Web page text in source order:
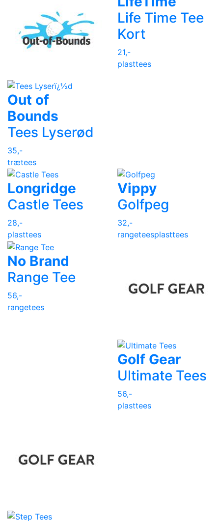
Out of
Bounds
Tees Lyserød
35,-
trætees
Life Time Tee
Kort
21,-
plasttees
Longridge
Castle Tees
28,-
plasttees
Vippy
Golfpeg
32,-
rangeteesplasttees
No Brand
Range Tee
56,-
rangetees
Golf Gear
Ultimate Tees
56,-
plasttees